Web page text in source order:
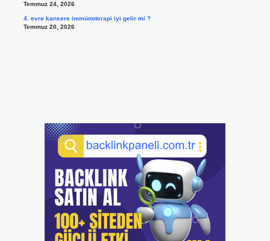
Temmuz 24, 2026
4. evre kansere immünoterapi iyi gelir mi ?
Temmuz 20, 2026